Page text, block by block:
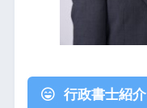
行政書士紹介